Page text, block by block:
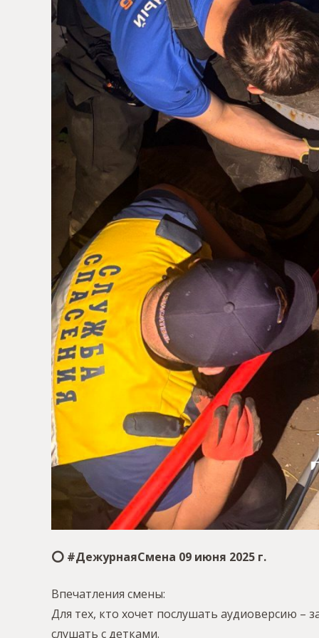
⭕️ #ДежурнаяСмена 09 июня 2025 г.
Впечатления смены:
Для тех, кто хочет послушать аудиоверсию –
слушать с детками.